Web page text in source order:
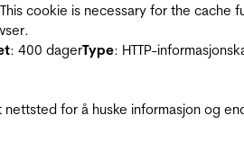
This cookie is necessary for the cache
: 400 dagerType: HTTP-
for å huske informasjon og